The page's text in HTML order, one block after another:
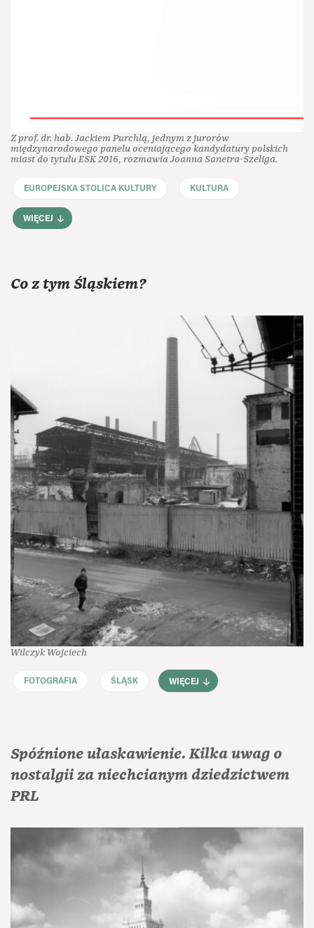
Z prof. dr. hab. Jackiem Purchlą, jednym z jurorów
międzynarodowego panelu oceniającego kandydatury polskich
miast do tytułu ESK 2016, rozmawia Joanna Sanetra-Szeliga.
EUROPEJSKA STOLICA KULTURY KULTURA
WIĘCEJ
Co z tym Śląskiem?
Wilczyk Wojciech
FOTOGRAFIA ŚLĄSK WIĘCEJ
Spóźnione ułaskawienie. Kilka uwag o
nostalgii za niechcianym dziedzictwem
PRL